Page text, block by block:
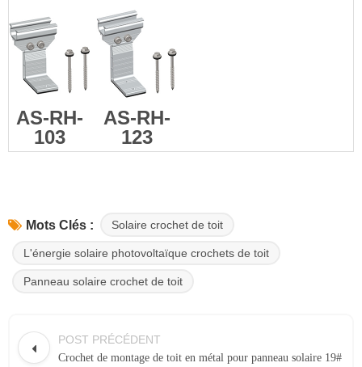
AS-RH-
103
AS-RH-
123
Mots Clés : Solaire crochet de toit
L'énergie solaire photovoltaïque crochets de toit
Panneau solaire crochet de toit
POST PRÉCÉDENT
Crochet de montage de toit en métal pour panneau solaire 19#